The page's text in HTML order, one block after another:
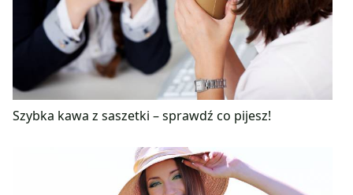
Szybka kawa z saszetki – sprawdź co pijesz!